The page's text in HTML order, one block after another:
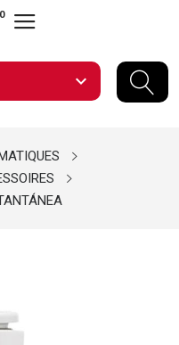
0
expand_more